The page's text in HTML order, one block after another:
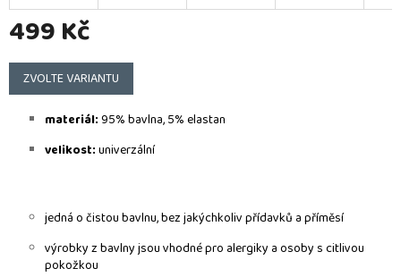
499 Kč
Měrná
cena:
ZVOLTE VARIANTU
materiál:95% bavlna, 5% elastan
velikost:univerzální
jedná o čistou bavlnu, bez jakýchkoliv přídavků a příměsí
výrobky z bavlny jsou vhodné pro alergiky a osoby s citlivou
pokožkou